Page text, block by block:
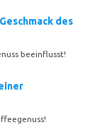
des
beeinflusst!